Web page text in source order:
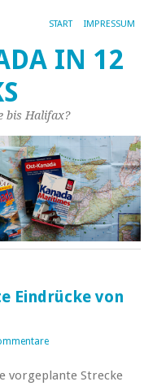
START IMPRESSUM
IN 12
bis Halifax?
Eindrücke von
vorgeplante Strecke